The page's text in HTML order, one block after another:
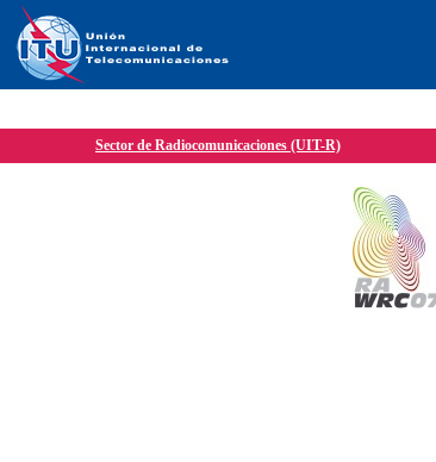
Sector de Radiocomunicaciones (UIT-R)